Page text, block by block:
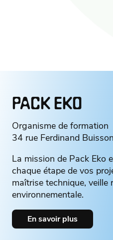
PACK EKO
Organisme de formation
34 rue Ferdinand
La mission de Pack Eko
chaque étape de vos
maîtrise technique, veille
environnementale.
En savoir plus